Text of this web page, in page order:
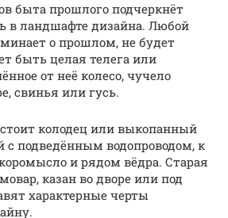
быта прошлого подчеркнёт
в ландшафте дизайна. Любой
о прошлом, не будет
быть целая телега или
от неё колесо, чучело
свинья или гусь.
колодец или выкопанный
с подведённым водопроводом, к
и рядом вёдра. Старая
казан во дворе или под
характерные черты